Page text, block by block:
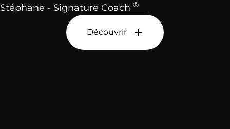
Stéphane - Signature Coach ®
Découvrir